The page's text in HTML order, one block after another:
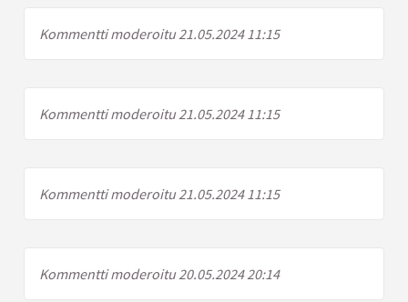
Kommentti moderoitu 21.05.2024 11:15
Kommentti moderoitu 21.05.2024 11:15
Kommentti moderoitu 21.05.2024 11:15
Kommentti moderoitu 20.05.2024 20:14